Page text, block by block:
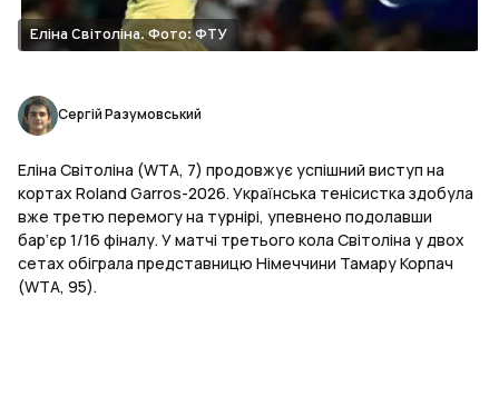
Еліна Світоліна. Фото: ФТУ
Сергій Разумовський
Еліна Світоліна (WTA, 7) продовжує успішний виступ на
кортах Roland Garros-2026. Українська тенісистка здобула
вже третю перемогу на турнірі, упевнено подолавши
бар’єр 1/16 фіналу. У матчі третього кола Світоліна у двох
сетах обіграла представницю Німеччини Тамару Корпач
(WTA, 95).